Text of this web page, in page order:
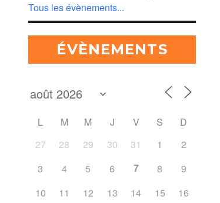
Tous les évènements...
ÉVÈNEMENTS
L M M J V S
D
27
28 29 30 31 1
2
3
4 5 6 7 8
9
10
11 12 13 14 15
16